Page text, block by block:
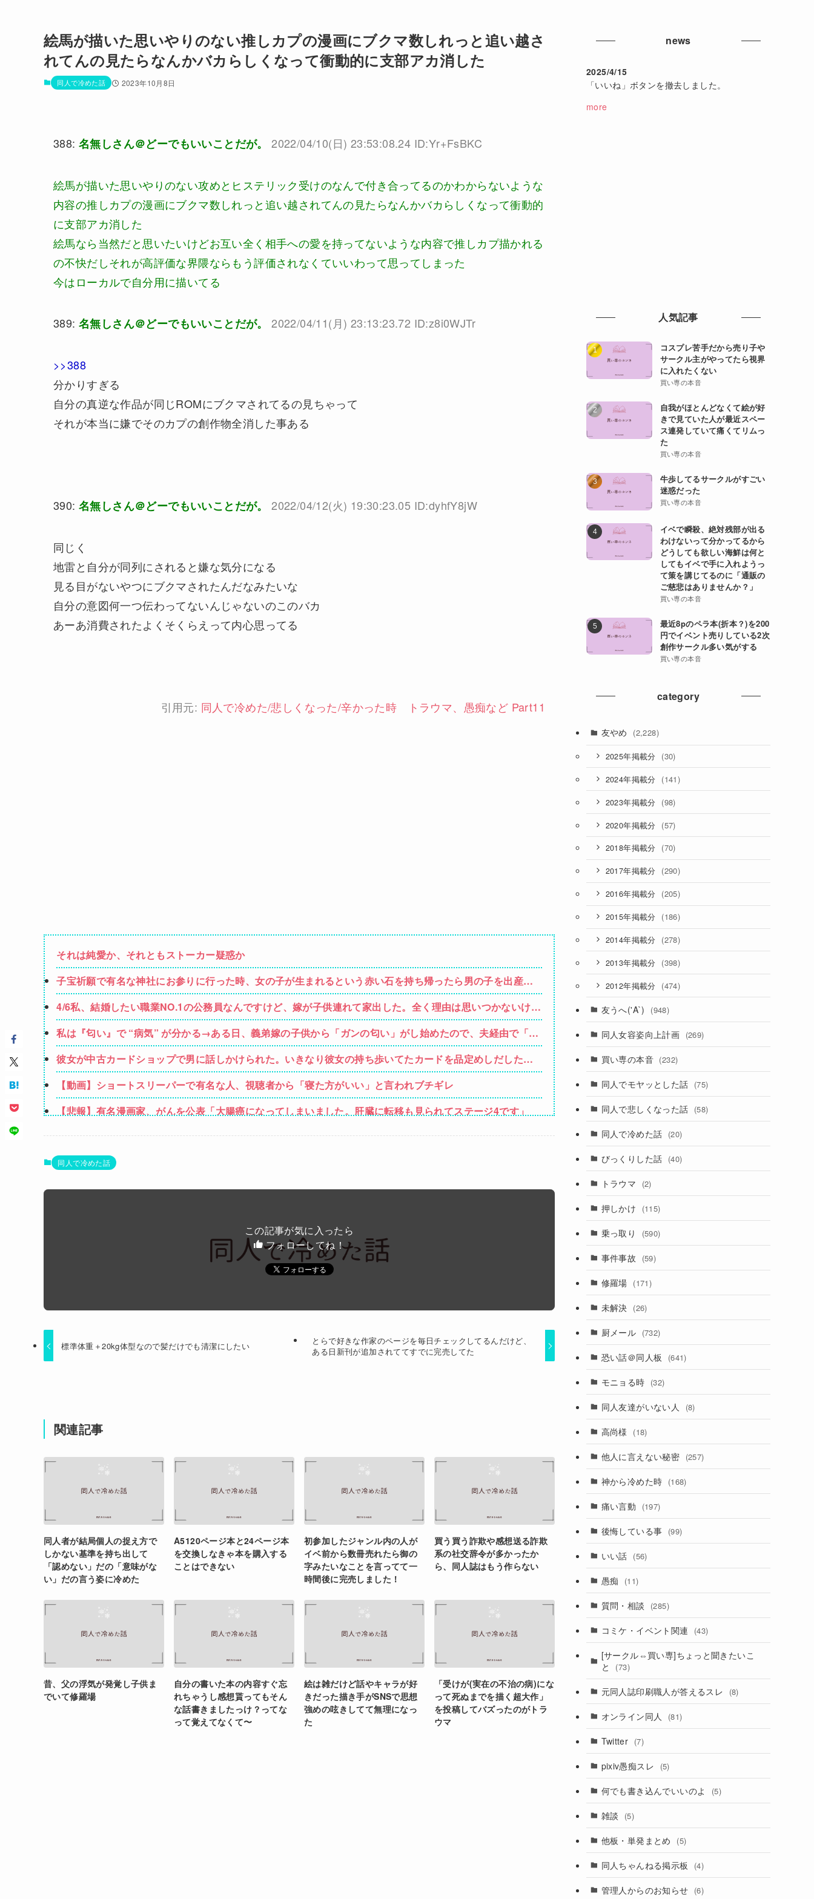
絵馬が描いた思いやりのない推しカプの漫画にブクマ数しれっと追い越さ
れてんの見たらなんかバカらしくなって衝動的に支部アカ消した
同人で冷めた話 2023年10月8日
388: 名無しさん＠どーでもいいことだが。 2022/04/10(日) 23:53:08.24 ID:Yr+FsBKC
絵馬が描いた思いやりのない攻めとヒステリック受けのなんで付き合ってるのかわからないような
内容の推しカプの漫画にブクマ数しれっと追い越されてんの見たらなんかバカらしくなって衝動的
に支部アカ消した
絵馬なら当然だと思いたいけどお互い全く相手への愛を持ってないような内容で推しカプ描かれる
の不快だしそれが高評価な界隈ならもう評価されなくていいわって思ってしまった
今はローカルで自分用に描いてる
389: 名無しさん＠どーでもいいことだが。 2022/04/11(月) 23:13:23.72 ID:z8i0WJTr
>>388
分かりすぎる
自分の真逆な作品が同じROMにブクマされてるの見ちゃって
それが本当に嫌でそのカプの創作物全消した事ある
390: 名無しさん＠どーでもいいことだが。 2022/04/12(火) 19:30:23.05 ID:dyhfY8jW
同じく
地雷と自分が同列にされると嫌な気分になる
見る目がないやつにブクマされたんだなみたいな
自分の意図何一つ伝わってないんじゃないのこのバカ
あーあ消費されたよくそくらえって内心思ってる
引用元: 同人で冷めた/悲しくなった/辛かった時 トラウマ、愚痴など Part11
それは純愛か、それともストーカー疑惑か
子宝祈願で有名な神社にお参りに行った時、女の子が生まれるという赤い石を持ち帰ったら男の子を出産。
しばらくしてお礼も兼ねて石を返しに行こうと思って石を見ると…
4/6私、結婚したい職業NO.1の公務員なんですけど、嫁が子供連れて家出した。全く理由は思いつかないけど
強いてあげるとすれば母のせいかもしれない。嫁のせいでアトピー悪化しそう→
私は『匂い』で “病気” が分かる→ある日、義弟嫁の子供から「ガンの匂い」がし始めたので、夫経由で「ガ
ンではないか」と伝えたら怒って絶縁、その結果・・・
彼女が中古カードショップで男に話しかけられた。いきなり彼女の持ち歩いてたカードを品定めしだしたら
しく…
【動画】ショートスリーパーで有名な人、視聴者から「寝た方がいい」と言われブチギレ
【悲報】有名漫画家、がんを公表「大腸癌になってしまいました。肝臓に転移も見られてステージ4です」
【悲報】黒人、卑怯すぎて炎上するｗｗｗｗ
【衝撃】ハンターハンター、とんでもねえ伏線が発掘される。クルタ族の虐殺犯人がツェリードニヒだった
【閲覧注意・動画】大阪で警察に射殺された男の動画、エグい 撃たれてから叫びながら苦しみもがいて死
同人で冷めた話
この記事が気に入ったら
フォローしてね！
標準体重＋20kg体型なので髪だけでも清潔にしたい
とらで好きな作家のページを毎日チェックしてるんだけど、
ある日新刊が追加されててすでに完売してた
関連記事
同人者が結局個人の捉え方で
しかない基準を持ち出して
「認めない」だの「意味がな
い」だの言う姿に冷めた
A5120ページ本と24ページ本
を交換しなきゃ本を購入する
ことはできない
初参加したジャンル内の人が
イベ前から数冊売れたら御の
字みたいなことを言ってて一
時間後に完売しました！
買う買う詐欺や感想送る詐欺
系の社交辞令が多かったか
ら、同人誌はもう作らない
昔、父の浮気が発覚し子供ま
でいて修羅場
自分の書いた本の内容すぐ忘
れちゃうし感想貰ってもそん
な話書きましたっけ？ってな
って覚えてなくて〜
絵は雑だけど話やキャラが好
きだった描き手がSNSで思想
強めの呟きしてて無理になっ
た
「受けが(実在の不治の病)にな
って死ぬまでを描く超大作」
を投稿してバズったのがトラ
ウマ
news
2025/4/15
「いいね」ボタンを撤去しました。
more
人気記事
コスプレ苦手だから売り子や
サークル主がやってたら視界
に入れたくない
買い専の本音
自我がほとんどなくて絵が好
きで見ていた人が最近スペー
ス連発していて痛くてリムっ
た
買い専の本音
牛歩してるサークルがすごい
迷惑だった
買い専の本音
イベで瞬殺、絶対残部が出る
わけないって分かってるから
どうしても欲しい海鮮は何と
してもイベで手に入れようっ
て策を講じてるのに「通販の
ご慈悲はありませんか？」
買い専の本音
最近8pのペラ本(折本？)を200
円でイベント売りしている2次
創作サークル多い気がする
買い専の本音
category
友やめ (2,228)
2025年掲載分 (30)
2024年掲載分 (141)
2023年掲載分 (98)
2020年掲載分 (57)
2018年掲載分 (70)
2017年掲載分 (290)
2016年掲載分 (205)
2015年掲載分 (186)
2014年掲載分 (278)
2013年掲載分 (398)
2012年掲載分 (474)
友うへ('A`) (948)
同人女容姿向上計画 (269)
買い専の本音 (232)
同人でモヤッとした話 (75)
同人で悲しくなった話 (58)
同人で冷めた話 (20)
びっくりした話 (40)
トラウマ (2)
押しかけ (115)
乗っ取り (590)
事件事故 (59)
修羅場 (171)
未解決 (26)
厨メール (732)
恐い話＠同人板 (641)
モニョる時 (32)
同人友達がいない人 (8)
高尚様 (18)
他人に言えない秘密 (257)
神から冷めた時 (168)
痛い言動 (197)
後悔している事 (99)
いい話 (56)
愚痴 (11)
質問・相談 (285)
コミケ・イベント関連 (43)
[サークル⇔買い専]ちょっと聞きたいこ
と
(73)
元同人誌印刷職人が答えるスレ (8)
オンライン同人 (81)
Twitter (7)
pixiv愚痴スレ (5)
何でも書き込んでいいのよ (5)
雑談 (5)
他板・単発まとめ (5)
同人ちゃんねる掲示板 (4)
管理人からのお知らせ (6)